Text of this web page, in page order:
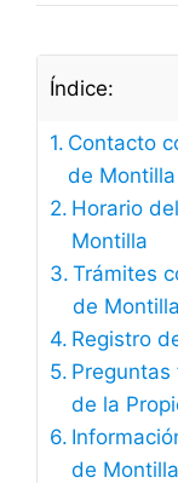
Índice:
Contacto
de Montilla
Horario
Montilla
Trámites
de Montilla
Registro
de la
de Montilla